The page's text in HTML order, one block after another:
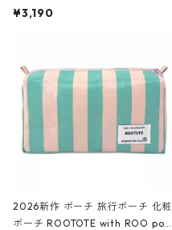
ファスナーポーチ 撥水加工 トラベ
ーガンディー、オフホワイト
¥3,190
2026新作 ポーチ 旅行ポーチ 化粧
ポーチ ROOTOTE with ROO pou